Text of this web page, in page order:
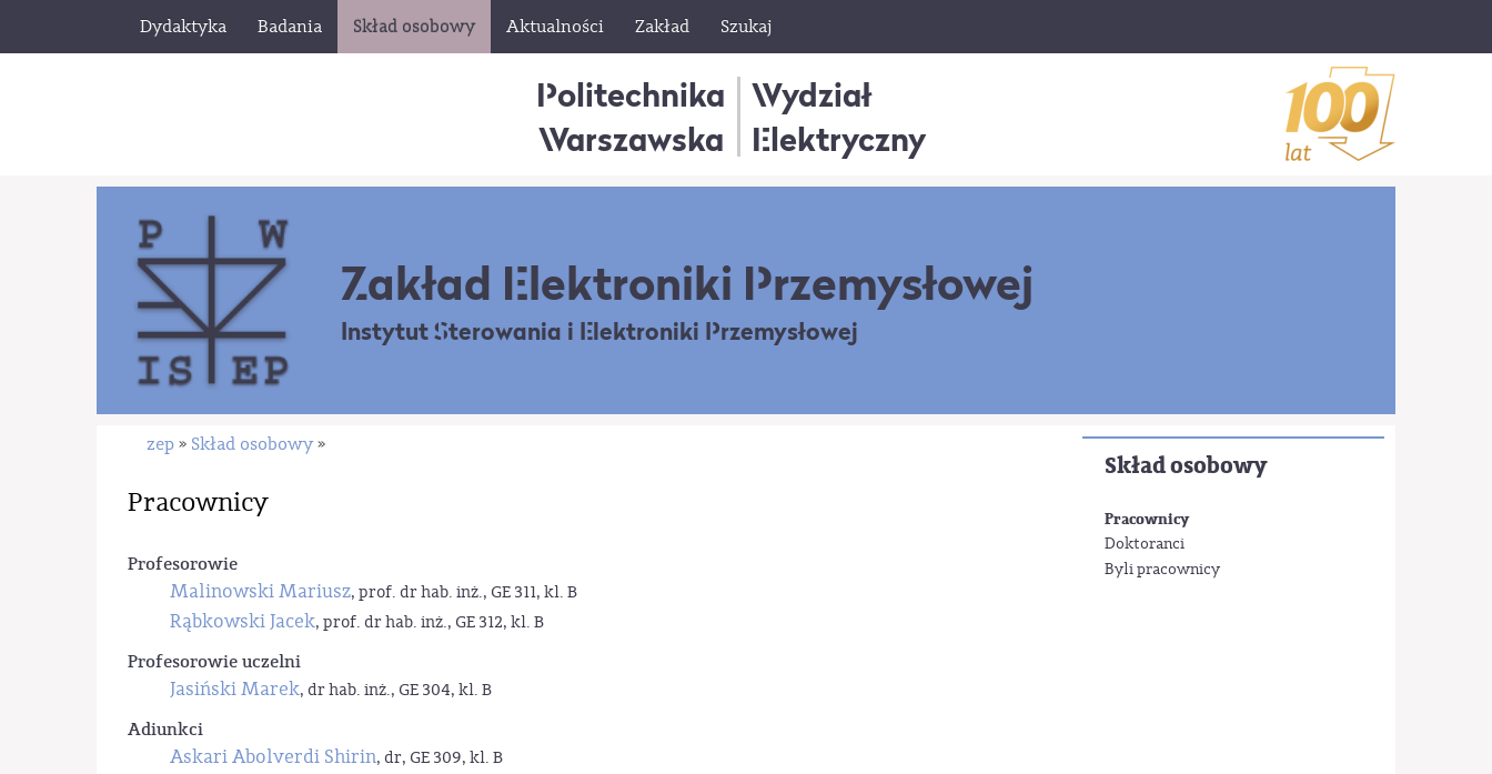
Dydaktyka Badania Skład osobowy Aktualności Zakład Szukaj
Politechnika
Warszawska
Wydział
Elektryczny
Zakład Elektroniki Przemysłowej
Instytut Sterowania i Elektroniki Przemysłowej
Skład osobowy
Pracownicy
Doktoranci
Byli pracownicy
zep » Skład osobowy »
Pracownicy
Profesorowie
Malinowski Mariusz, prof. dr hab. inż., GE 311, kl. B
Rąbkowski Jacek, prof. dr hab. inż., GE 312, kl. B
Profesorowie uczelni
Jasiński Marek, dr hab. inż., GE 304, kl. B
Adiunkci
Askari Abolverdi Shirin, dr, GE 309, kl. B